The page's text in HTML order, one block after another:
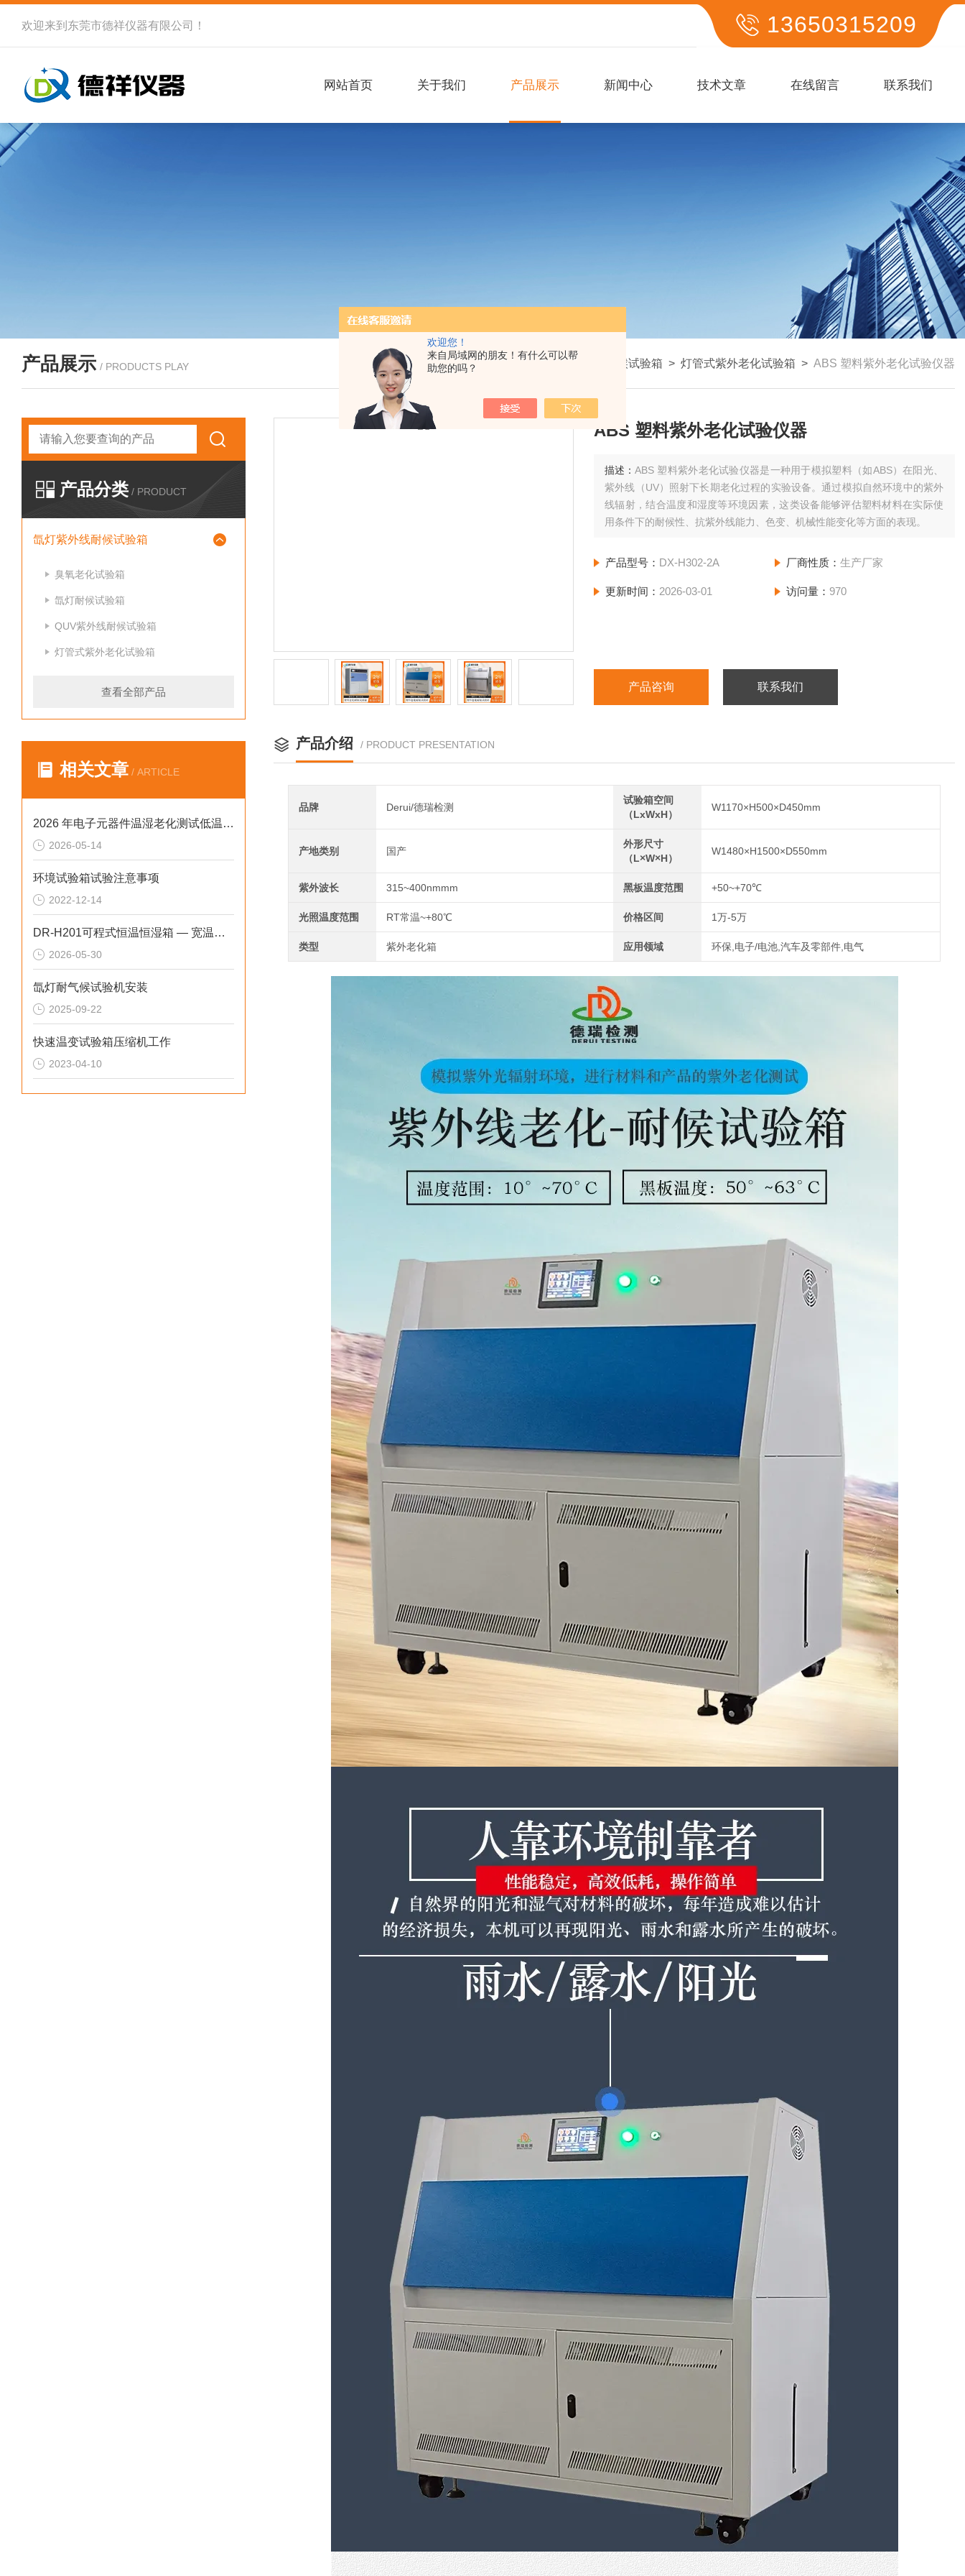
欢迎您！
来自局域网的朋友！有什么可以帮
助您的吗？
欢迎来到 东莞市德祥仪器有限公司 ！ 13650315209
网站首页 关于我们 产品展示 新闻中心 技术文章 在线留言 联系我们
产品展示 / PRODUCTS PLAY 我的位置：首页> 产品展示> 氙灯紫外线耐候试验箱 > 灯管式紫外老化试验箱 > ABS 塑料紫外老化试验仪器
产品分类 / PRODUCT
氙灯紫外线耐候试验箱
臭氧老化试验箱
氙灯耐候试验箱
QUV紫外线耐候试验箱
灯管式紫外老化试验箱
查看全部产品
相关文章 / ARTICLE
2026 年电子元器件温湿老化测试低温恒温恒湿试验箱排行榜
2026-05-14
环境试验箱试验注意事项
2022-12-14
DR-H201可程式恒温恒湿箱 — 宽温区宽湿度精准控制
2026-05-30
氙灯耐气候试验机安装
2025-09-22
快速温变试验箱压缩机工作
2023-04-10
ABS 塑料紫外老化试验仪器
描述：ABS 塑料紫外老化试验仪器是一种用于模拟塑料（如ABS）在阳光、
紫外线（UV）照射下长期老化过程的实验设备。通过模拟自然环境中的紫外
线辐射，结合温度和湿度等环境因素，这类设备能够评估塑料材料在实际使
用条件下的耐候性、抗紫外线能力、色变、机械性能变化等方面的表现。
产品型号： DX-H302-2A 厂商性质： 生产厂家
更新时间： 2026-03-01 访问量： 970
产品咨询 联系我们
产品介绍 / PRODUCT PRESENTATION
品牌 Derui/德瑞检测
试验箱空间
（LxWxH）
W1170×H500×D450mm
产地类别 国产
外形尺寸
（L×W×H）
W1480×H1500×D550mm
紫外波长 315~400nmmm 黑板温度范围 +50~+70℃
光照温度范围 RT常温~+80℃ 价格区间 1万-5万
类型 紫外老化箱 应用领域 环保,电子/电池,汽车及零部件,电气